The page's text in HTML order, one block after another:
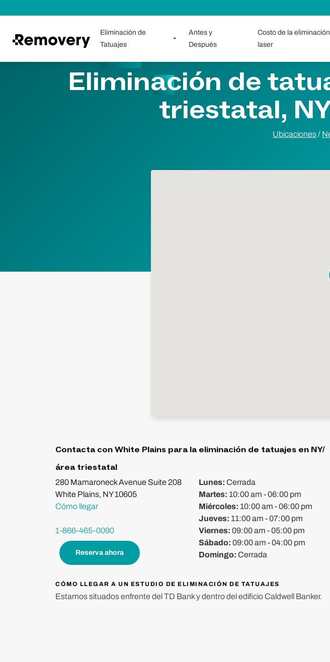
Eliminación de
Tatuajes
Antes y
Después
Costo de la
laser
Eliminación de
triestatal,
Ubicaciones/
Contacta con White Plains para la eliminación de tatuajes en NY/
área triestatal
280 Mamaroneck Avenue Suite 208
White Plains, NY 10605
Cómo llegar
1-866-465-0090
Reserva ahora
Lunes: Cerrada
Martes: 10:00 am - 06:00 pm
Miércoles: 10:00 am - 06:00 pm
Jueves: 11:00 am - 07:00 pm
Viernes: 09:00 am - 05:00 pm
Sábado: 09:00 am - 04:00 pm
Domingo: Cerrada
CÓMO LLEGAR A UN ESTUDIO DE ELIMINACIÓN DE TATUAJES
Estamos situados enfrente del TD Bank y dentro del edificio Caldwell Banker.